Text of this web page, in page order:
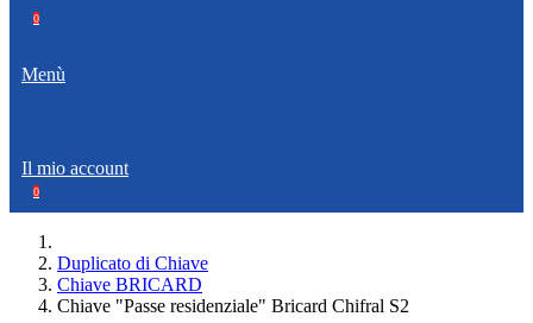
0
Menù
Il mio account
0
Duplicato di Chiave
Chiave BRICARD
Chiave "Passe residenziale" Bricard Chifral S2